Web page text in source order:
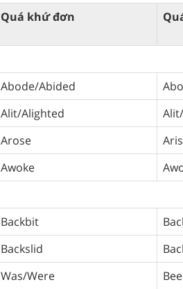
Quá khứ đơn
Abode/Abided
Alit/Alighted
Arose
Awoke
Backbit
Backslid
Was/Were